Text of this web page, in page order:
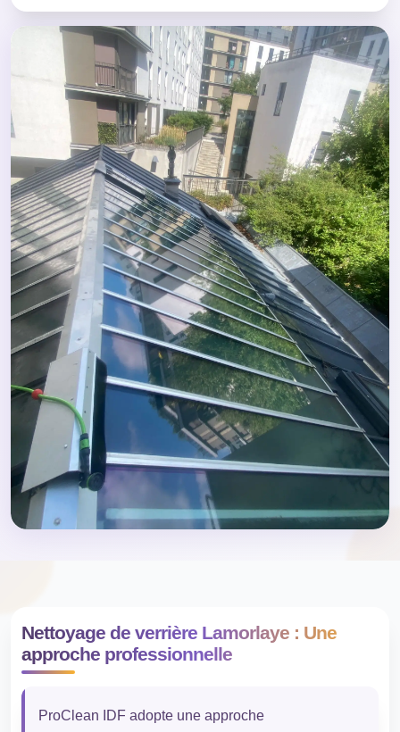
Nettoyage de verrière Lamorlaye : Une
approche professionnelle
ProClean IDF adopte une approche